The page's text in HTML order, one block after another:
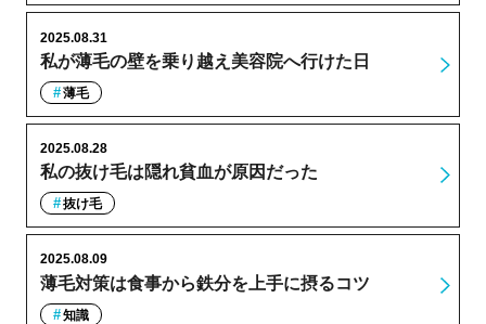
私が薄毛の壁を乗り越え美容院へ行けた日
2025.08.31
薄毛
私の抜け毛は隠れ貧血が原因だった
2025.08.28
抜け毛
薄毛対策は食事から鉄分を上手に摂るコツ
2025.08.09
知識